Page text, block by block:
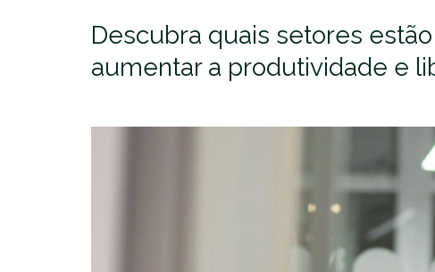
Descubra quais setores
aumentar a produtividade e